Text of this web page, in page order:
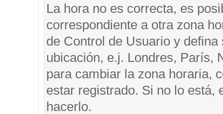
La hora no es correcta, es
correspondiente a otra zona
de Control de Usuario y
ubicación, e.j. Londres, París,
para cambiar la zona horaria,
estar registrado. Si no lo está,
hacerlo.